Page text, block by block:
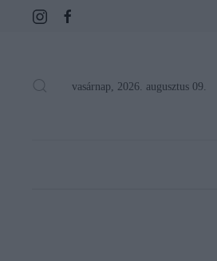
vasárnap, 2026. augusztus 09.